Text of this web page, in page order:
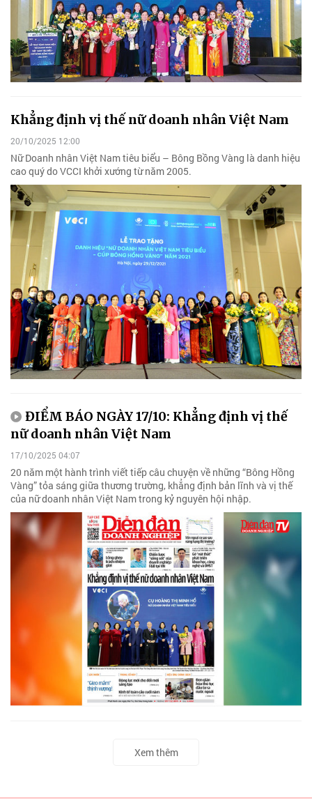
Khẳng định vị thế nữ doanh nhân Việt Nam
20/10/2025 12:00
Nữ Doanh nhân Việt Nam tiêu biểu – Bông Bồng Vàng là danh hiệu
cao quý do VCCI khởi xướng từ năm 2005.
ĐIỂM BÁO NGÀY 17/10: Khẳng định vị thế
nữ doanh nhân Việt Nam
17/10/2025 04:07
20 năm một hành trình viết tiếp câu chuyện về những “Bông Hồng
Vàng” tỏa sáng giữa thương trường, khẳng định bản lĩnh và vị thế
của nữ doanh nhân Việt Nam trong kỷ nguyên hội nhập.
Xem thêm